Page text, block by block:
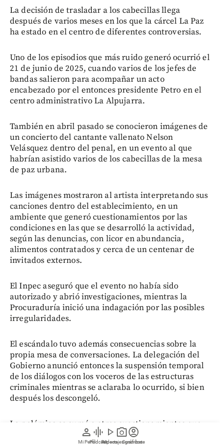
person
Mi Perfil
graphic_eq
Pódcast
play_arrow
Videos
photo_camera
Reportajes gráficos
account_circle
Suscríbete
La decisión de trasladar a los cabecillas llega
después de varios meses en los que la cárcel La Paz
ha estado en el centro de diferentes controversias.
Uno de los episodios que más ruido generó ocurrió el
21 de junio de 2025, cuando varios de los jefes de
bandas salieron para acompañar un acto
encabezado por el entonces presidente Petro en el
centro administrativo La Alpujarra.
También en abril pasado se conocieron imágenes de
un concierto del cantante vallenato Nelson
Velásquez dentro del penal, en un evento al que
habrían asistido varios de los cabecillas de la mesa
de paz urbana.
Las imágenes mostraron al artista interpretando sus
canciones dentro del establecimiento, en un
ambiente que generó cuestionamientos por las
condiciones en las que se desarrolló la actividad,
según las denuncias, con licor en abundancia,
alimentos contratados y cerca de un centenar de
invitados externos.
El Inpec aseguró que el evento no había sido
autorizado y abrió investigaciones, mientras la
Procuraduría inició una indagación por las posibles
irregularidades.
El escándalo tuvo además consecuencias sobre la
propia mesa de conversaciones. La delegación del
Gobierno anunció entonces la suspensión temporal
de los diálogos con los voceros de las estructuras
criminales mientras se aclaraba lo ocurrido, si bien
después los descongeló.
La polémica se sumó a otros cuestionamientos que
ya venían rodeando a los cabecillas, entre ellos la